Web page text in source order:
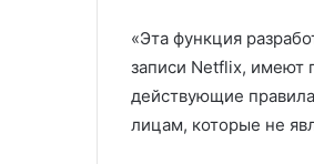
«Эта функция
записи Netflix, имеют
действующие
лицам, которые не